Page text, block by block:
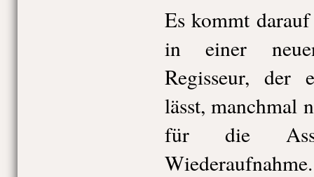
Es kommt
in einer
Regisseur, der
lässt, manchmal
für die
Wiederaufnahme.